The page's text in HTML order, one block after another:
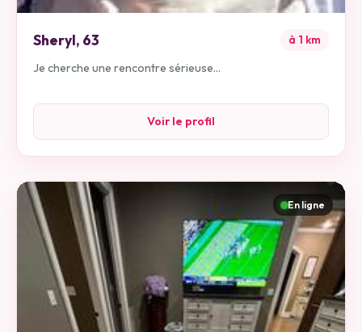
Sheryl, 63 à 1 km
Je cherche une rencontre sérieuse...
Voir le profil
En ligne